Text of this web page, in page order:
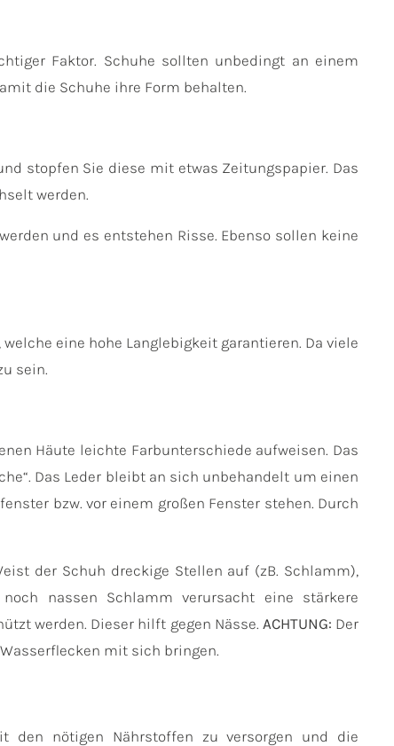
Faktor. Schuhe sollten unbedingt an einem
die Schuhe ihre Form behalten.
stopfen Sie diese mit etwas Zeitungspapier. Das
werden.
und es entstehen Risse. Ebenso sollen keine
eine hohe Langlebigkeit garantieren. Da viele
sein.
Häute leichte Farbunterschiede aufweisen. Das
Das Leder bleibt an sich unbehandelt um einen
bzw. vor einem großen Fenster stehen. Durch
der Schuh dreckige Stellen auf (zB. Schlamm),
nassen Schlamm verursacht eine stärkere
werden. Dieser hilft gegen Nässe. ACHTUNG: Der
mit sich bringen.
den nötigen Nährstoffen zu versorgen und die